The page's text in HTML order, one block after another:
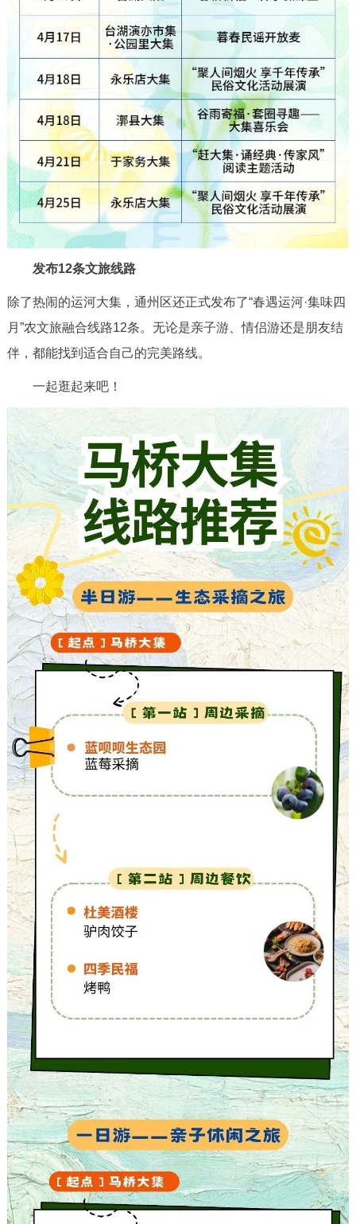
发布12条文旅线路
除了热闹的运河大集，通州区还正式发布了“春遇运河·集味四
月”农文旅融合线路12条。无论是亲子游、情侣游还是朋友结
伴，都能找到适合自己的完美路线。
一起逛起来吧！